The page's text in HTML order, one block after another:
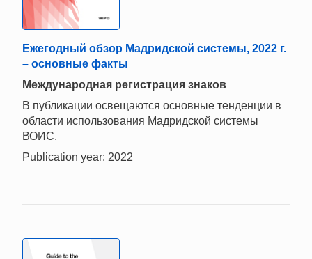
Ежегодный обзор Мадридской системы, 2022 г.
– основные факты
Международная регистрация знаков
В публикации освещаются основные тенденции в
области использования Мадридской системы
ВОИС.
Publication year: 2022